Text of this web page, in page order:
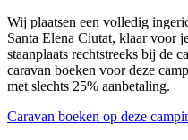
Wij plaatsen een volledig
Santa Elena Ciutat, klaar voor
staanplaats rechtstreeks bij de
caravan boeken voor deze
met slechts 25% aanbetaling.
Caravan boeken op deze